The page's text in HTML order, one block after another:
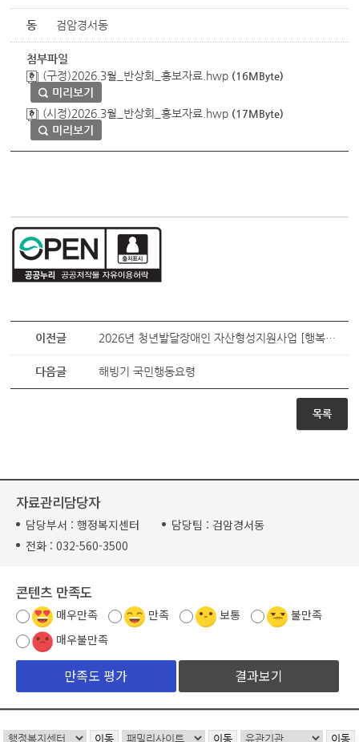
동 검암경서동
첨부파일
(구정)2026.3월_반상회_홍보자료.hwp (16MByte)
미리보기
(시정)2026.3월_반상회_홍보자료.hwp (17MByte)
미리보기
이전글 2026년 청년발달장애인 자산형성지원사업 [행복씨앗통장] 운영 접수
다음글 해빙기 국민행동요령
목록
자료관리담당자
담당부서 : 행정복지센터 담당팀 : 검암경서동
전화 : 032-560-3500
콘텐츠 만족도
매우만족 만족 보통
불만족
매우불만족
결과보기